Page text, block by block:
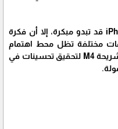
ورغم أن احتمالية ظهور طراز iPhone Air قد تبدو مبكرة، إلا أن فكرة
مختلفة تظل محط اهتمام
الكثيرين. وتستمر أبل في التركيز على شريحة M4 لتحقيق تحسينات في